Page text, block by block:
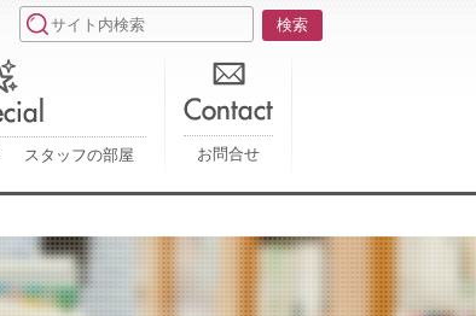
スタッフの部屋 お問合せ